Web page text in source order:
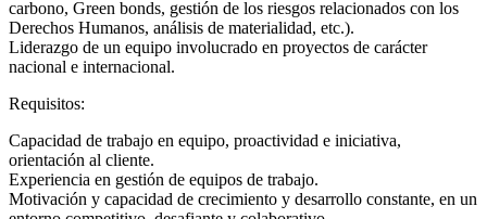
carbono, Green bonds, gestión de los riesgos relacionados con los
Derechos Humanos, análisis de materialidad, etc.).
Liderazgo de un equipo involucrado en proyectos de carácter
nacional e internacional.
Requisitos:
Capacidad de trabajo en equipo, proactividad e iniciativa,
orientación al cliente.
Experiencia en gestión de equipos de trabajo.
Motivación y capacidad de crecimiento y desarrollo constante, en un